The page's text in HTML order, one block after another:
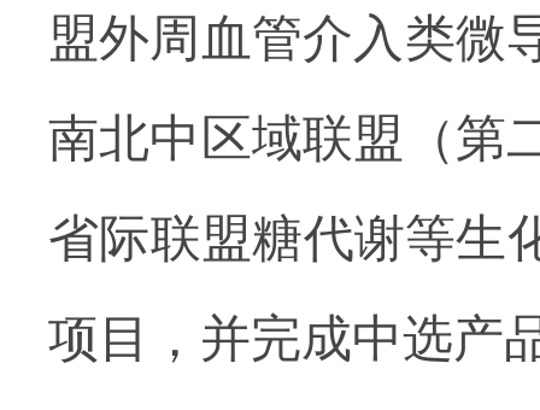
盟外周血管介入类微
南北中区域联盟（第
省际联盟糖代谢等生
项目， 并完成中选产